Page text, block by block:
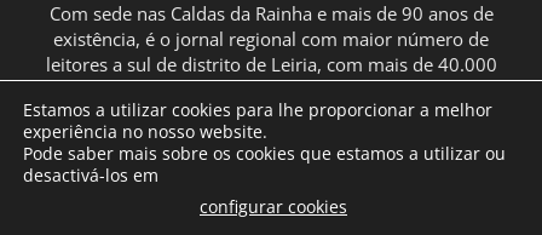
Com sede nas Caldas da Rainha e mais de 90 anos de
existência, é o jornal regional com maior número de
leitores a sul de distrito de Leiria, com mais de 40.000
em Portugal Continental e assinatura online.
SIGA-NOS
Estamos a utilizar cookies para lhe proporcionar a melhor
experiência no nosso website.
Pode saber mais sobre os cookies que estamos a utilizar ou
desactivá-los em
configurar cookies